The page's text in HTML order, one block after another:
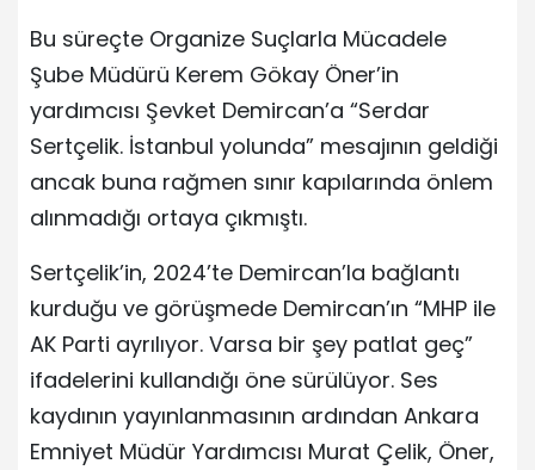
Bu süreçte Organize Suçlarla Mücadele
Şube Müdürü Kerem Gökay Öner’in
yardımcısı Şevket Demircan’a “Serdar
Sertçelik. İstanbul yolunda” mesajının geldiği
ancak buna rağmen sınır kapılarında önlem
alınmadığı ortaya çıkmıştı.
Sertçelik’in, 2024’te Demircan’la bağlantı
kurduğu ve görüşmede Demircan’ın “MHP ile
AK Parti ayrılıyor. Varsa bir şey patlat geç”
ifadelerini kullandığı öne sürülüyor. Ses
kaydının yayınlanmasının ardından Ankara
Emniyet Müdür Yardımcısı Murat Çelik, Öner,